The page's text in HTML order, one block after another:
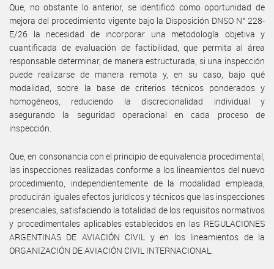
Que, no obstante lo anterior, se identificó como oportunidad de
mejora del procedimiento vigente bajo la Disposición DNSO N° 228-
E/26 la necesidad de incorporar una metodología objetiva y
cuantificada de evaluación de factibilidad, que permita al área
responsable determinar, de manera estructurada, si una inspección
puede realizarse de manera remota y, en su caso, bajo qué
modalidad, sobre la base de criterios técnicos ponderados y
homogéneos, reduciendo la discrecionalidad individual y
asegurando la seguridad operacional en cada proceso de
inspección.
Que, en consonancia con el principio de equivalencia procedimental,
las inspecciones realizadas conforme a los lineamientos del nuevo
procedimiento, independientemente de la modalidad empleada,
producirán iguales efectos jurídicos y técnicos que las inspecciones
presenciales, satisfaciendo la totalidad de los requisitos normativos
y procedimentales aplicables establecidos en las REGULACIONES
ARGENTINAS DE AVIACIÓN CIVIL y en los lineamientos de la
ORGANIZACIÓN DE AVIACIÓN CIVIL INTERNACIONAL.